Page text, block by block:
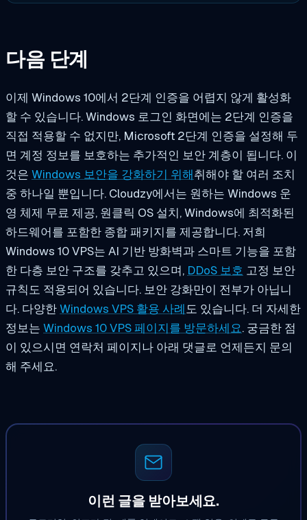
다음 단계
이제 Windows 10에서 2단계 인증을 어렵지 않게 활성화
할 수 있습니다. Windows 로그인 화면에는 2단계 인증을
직접 적용할 수 없지만, Microsoft 2단계 인증을 설정해 두
면 계정 정보를 보호하는 추가적인 보안 계층이 됩니다. 이
것은 Windows 보안을 강화하기 위해취해야 할 여러 조치
중 하나일 뿐입니다. Cloudzy에서는 원하는 Windows 운
영 체제 무료 제공, 원클릭 OS 설치, Windows에 최적화된
하드웨어를 포함한 종합 패키지를 제공합니다. 저희
Windows 10 VPS는 AI 기반 방화벽과 스마트 기능을 포함
한 다층 보안 구조를 갖추고 있으며, DDoS 보호 고정 보안
규칙도 적용되어 있습니다. 보안 강화만이 전부가 아닙니
다. 다양한Windows VPS 활용 사례도 있습니다. 더 자세한
정보는 Windows 10 VPS 페이지를 방문하세요. 궁금한 점
이 있으시면 연락처 페이지나 아래 댓글로 언제든지 문의
해 주세요.
이런 글을 받아보세요.